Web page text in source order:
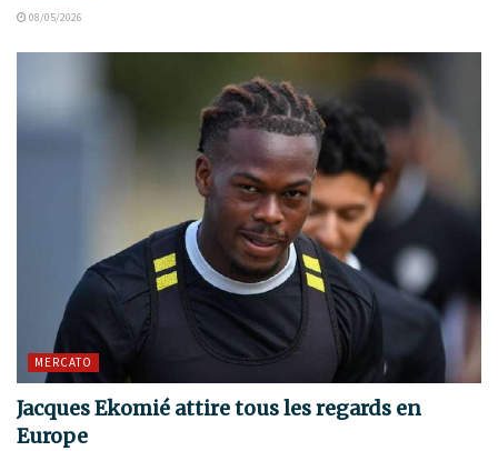
08/05/2026
MERCATO
Jacques Ekomié attire tous les regards en
Europe